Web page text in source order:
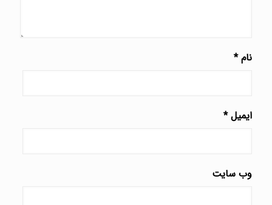
نام*
ایمیل*
وب‌ سایت